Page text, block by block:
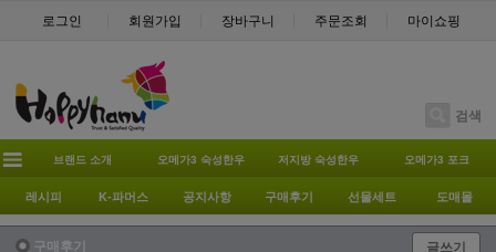
로그인 회원가입 장바구니 주문조회 마이쇼핑
검색
브랜드 소개 오메가3 숙성한우 저지방 숙성한우 오메가3 포크
레시피 K-파머스 공지사항 구매후기 선물세트 도매몰
구매후기 글쓰기